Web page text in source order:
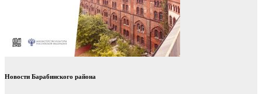
Новости Барабинского района